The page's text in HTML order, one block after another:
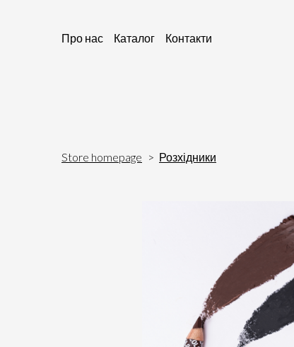
Про нас Каталог Контакти
Store homepage Розхідники